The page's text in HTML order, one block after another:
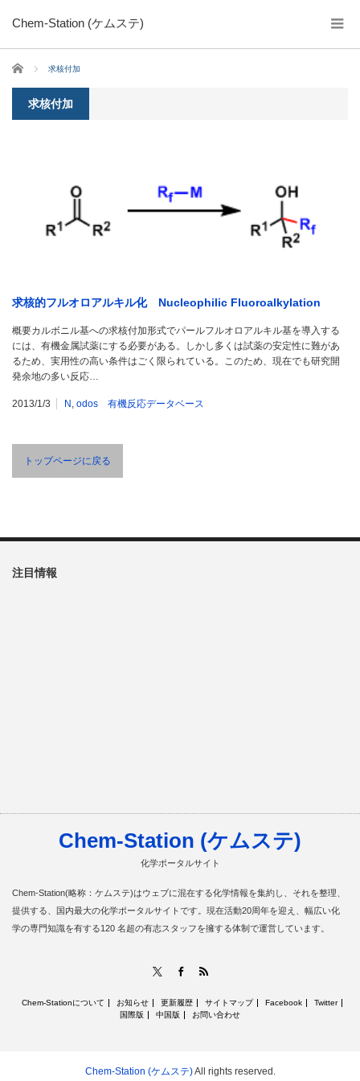
Chem-Station (ケムステ)
ホーム 求核付加
求核付加
求核的フルオロアルキル化 Nucleophilic Fluoroalkylation
概要カルボニル基への求核付加形式でパールフルオロアルキル基を導入する
には、有機金属試薬にする必要がある。しかし多くは試薬の安定性に難があ
るため、実用性の高い条件はごく限られている。このため、現在でも研究開
発余地の多い反応…
2013/1/3 N odos 有機反応データベース
トップページに戻る
注目情報
Chem-Station (ケムステ)
化学ポータルサイト
Chem-Station(略称：ケムステ)はウェブに混在する化学情報を集約し、それを整理、
提供する、国内最大の化学ポータルサイトです。現在活動20周年を迎え、幅広い化
学の専門知識を有する120 名超の有志スタッフを擁する体制で運営しています。
Facebook
Chem-Stationについて お知らせ 更新履歴 サイトマップ Facebook
Twitter
国際版
中国版 お問い合わせ
Chem-Station (ケムステ)All rights reserved.